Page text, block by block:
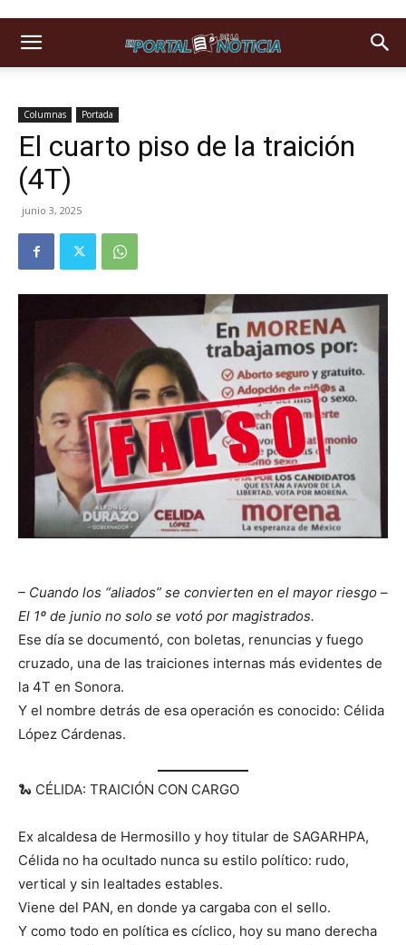
Columnas Portada
El cuarto piso de la traición
(4T)
junio 3, 2025
– Cuando los “aliados” se convierten en el mayor riesgo –
El 1º de junio no solo se votó por magistrados.
Ese día se documentó, con boletas, renuncias y fuego
cruzado, una de las traiciones internas más evidentes de
la 4T en Sonora.
Y el nombre detrás de esa operación es conocido: Célida
López Cárdenas.
🐍 CÉLIDA: TRAICIÓN CON CARGO
Ex alcaldesa de Hermosillo y hoy titular de SAGARHPA,
Célida no ha ocultado nunca su estilo político: rudo,
vertical y sin lealtades estables.
Viene del PAN, en donde ya cargaba con el sello.
Y como todo en política es cíclico, hoy su mano derecha